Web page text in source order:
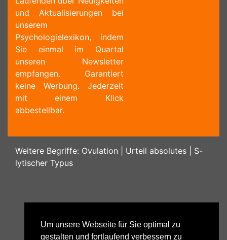
Um unsere Webseite für Sie optimal zu
gestalten und fortlaufend verbessern zu
und Aktualisierungen bei
unserem
Psychologielexikon, indem
Sie einmal im Quartal
unseren Newsletter
empfangen. Garantiert
keine Werbung. Jederzeit
mit einem Klick
abbestellbar.
Weitere Begriffe: Ovulation Urteil absolutes
S-
lytischer Typus